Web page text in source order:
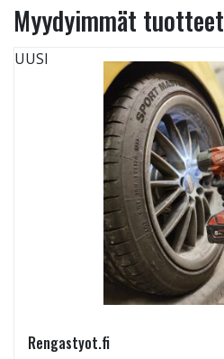
Myydyimmät tuotteet
UUSI
Rengastyot.fi